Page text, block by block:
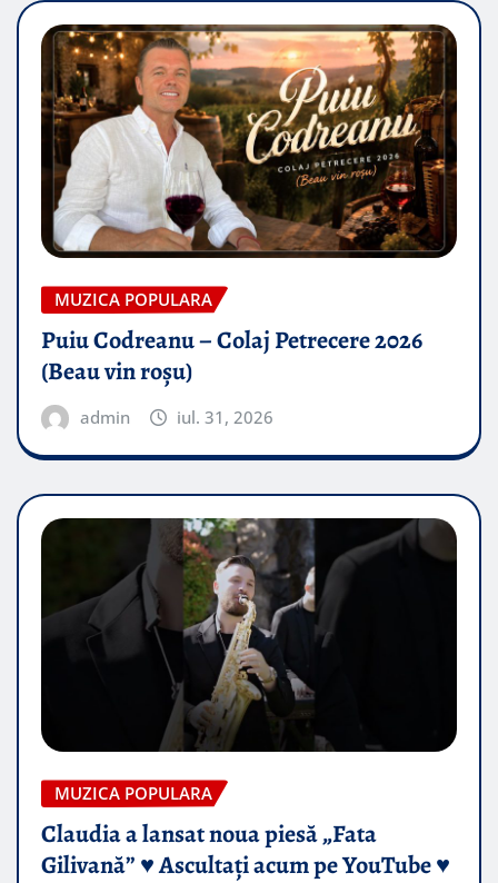
MUZICA POPULARA
Puiu Codreanu – Colaj Petrecere 2026
(Beau vin roșu)
admin iul. 31, 2026
MUZICA POPULARA
Claudia a lansat noua piesă „Fata
Gilivană” ♥️ Ascultați acum pe YouTube ♥️